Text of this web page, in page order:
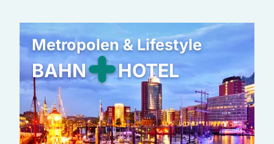
Metropolen & Lifestyle
BAHN
+
HOTEL
BAHN HOTEL